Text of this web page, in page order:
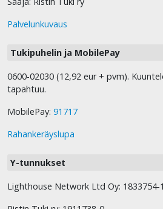
Palvelunkuvaus
Tukipuhelin ja MobilePay
0600-02030 (12,92 eur + pvm).
tapahtuu.
MobilePay: 91717
Rahankeräyslupa
Y-tunnukset
Lighthouse Network Ltd Oy: 1833754-1